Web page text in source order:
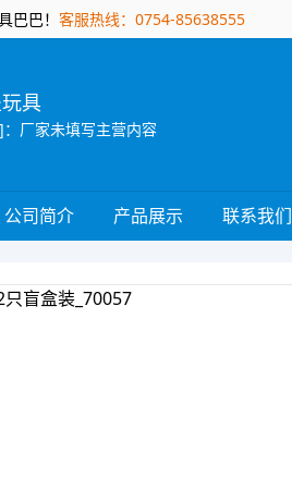
巴巴！ 客服热线：0754-85638555
具
厂家未填写主营内容
公司简介 产品展示 联系我们